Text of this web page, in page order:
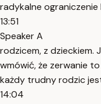
radykalne
13:51
Speaker A
rodzicem, z dzieckiem.
wmówić, że zerwanie
każdy trudny rodzic
14:04